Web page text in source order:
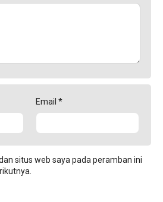
Email *
situs web saya pada peramban ini